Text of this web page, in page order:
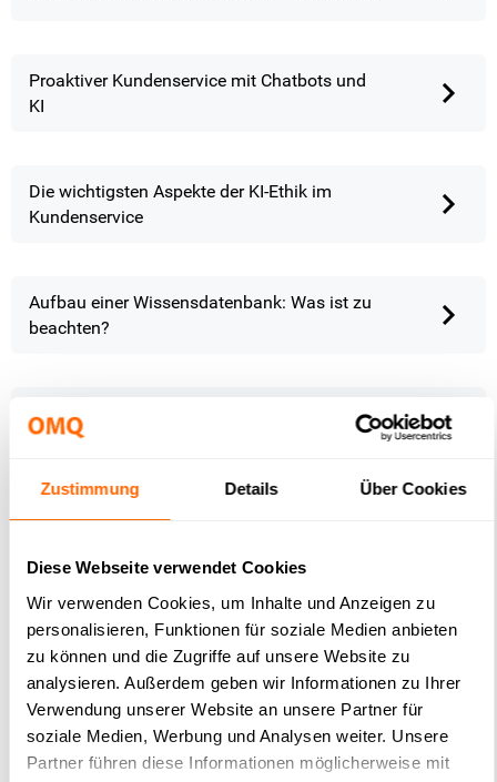
Zustimmung Details Über Cookies
Diese Webseite verwendet Cookies
Wir verwenden Cookies, um Inhalte und Anzeigen zu
personalisieren, Funktionen für soziale Medien anbieten
zu können und die Zugriffe auf unsere Website zu
analysieren. Außerdem geben wir Informationen zu Ihrer
Verwendung unserer Website an unsere Partner für
soziale Medien, Werbung und Analysen weiter. Unsere
Partner führen diese Informationen möglicherweise mit
Proaktiver Kundenservice mit Chatbots und
KI
Die wichtigsten Aspekte der KI-Ethik im
Kundenservice
Aufbau einer Wissensdatenbank: Was ist zu
beachten?
Omnichannel vs. Multichannel
Was sind Hybrid Chatbots?
Was ist ein Sprachmodell? – Eine Einführung
Automatisierte Kundenkommunikation:
Effizienz, Personalisierung und
Wettbewerbsvorteile im Überblick